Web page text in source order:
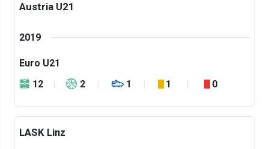
Austria U21
2019
Euro U21
12
2 1 1 0
LASK Linz